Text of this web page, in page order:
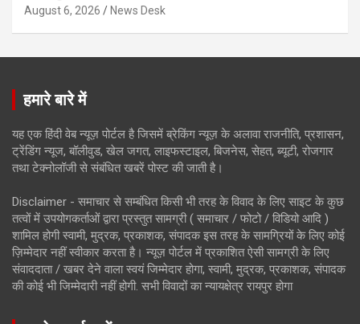
August 6, 2026 News Desk
हमारे बारे में
यह एक हिंदी वेब न्यूज़ पोर्टल है जिसमें ब्रेकिंग न्यूज़ के अलावा राजनीति, प्रशासन,
ट्रेंडिंग न्यूज, बॉलीवुड, खेल जगत, लाइफस्टाइल, बिजनेस, सेहत, ब्यूटी, रोजगार
तथा टेक्नोलॉजी से संबंधित खबरें पोस्ट की जाती है।
Disclaimer - समाचार से सम्बंधित किसी भी तरह के विवाद के लिए साइट के कुछ
तत्वों में उपयोगकर्ताओं द्वारा प्रस्तुत सामग्री ( समाचार / फोटो / विडियो आदि )
शामिल होगी स्वामी, मुद्रक, प्रकाशक, संपादक इस तरह के सामग्रियों के लिए कोई
ज़िम्मेदार नहीं स्वीकार करता है। न्यूज़ पोर्टल में प्रकाशित ऐसी सामग्री के लिए
संवाददाता / खबर देने वाला स्वयं जिम्मेदार होगा, स्वामी, मुद्रक, प्रकाशक, संपादक
की कोई भी जिम्मेदारी नहीं होगी. सभी विवादों का न्यायक्षेत्र रायपुर होगा